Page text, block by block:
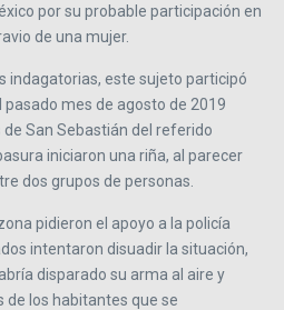
por su probable participación en
de una mujer.
indagatorias, este sujeto participó
mes de agosto de 2019
San Sebastián del referido
iniciaron una riña, al parecer
dos grupos de personas.
pidieron el apoyo a la policía
intentaron disuadir la situación,
disparado su arma al aire y
de los habitantes que se